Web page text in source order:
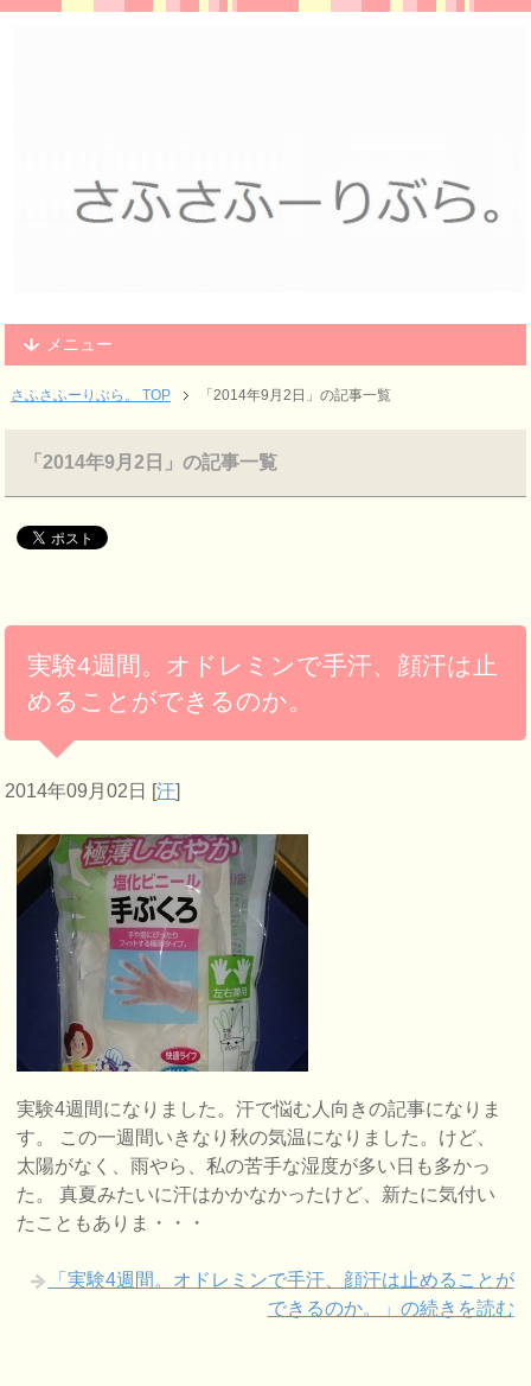
メニュー
さふさふーりぶら。 TOP 「2014年9月2日」の記事一覧
「2014年9月2日」の記事一覧
実験4週間。オドレミンで手汗、顔汗は止
めることができるのか。
2014年09月02日 [汗]
実験4週間になりました。汗で悩む人向きの記事になりま
す。 この一週間いきなり秋の気温になりました。けど、
太陽がなく、雨やら、私の苦手な湿度が多い日も多かっ
た。 真夏みたいに汗はかかなかったけど、新たに気付い
たこともありま・・・
「実験4週間。オドレミンで手汗、顔汗は止めることが
できるのか。」の続きを読む